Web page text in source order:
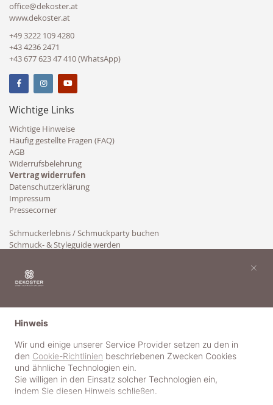
office@dekoster.at
www.dekoster.at
+49 3222 109 4280
+43 4236 2471
+43 677 623 47 410 (WhatsApp)
Wichtige Links
Wichtige Hinweise
Häufig gestellte Fragen (FAQ)
AGB
Widerrufsbelehrung
Vertrag widerrufen
Datenschutzerklärung
Impressum
Pressecorner
Schmuckerlebnis / Schmuckparty buchen
Schmuck- & Styleguide werden
Hinweis
Wir und einige unserer Service Provider setzen zu den in
den Cookie-Richtlinien beschriebenen Zwecken Cookies
und ähnliche Technologien ein.
Sie willigen in den Einsatz solcher Technologien ein,
indem Sie diesen Hinweis schließen.
×